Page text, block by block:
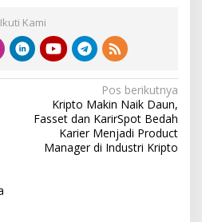
Ikuti Kami
Pos berikutnya
Kripto Makin Naik Daun,
Fasset dan KarirSpot Bedah
Karier Menjadi Product
Manager di Industri Kripto